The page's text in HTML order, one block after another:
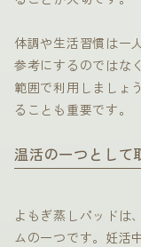
体調や生活習慣は一
参考にするのではな
範囲で利用しましょ
ることも重要です。
温活の一つとして
よもぎ蒸しパッドは
ムの一つです。妊活